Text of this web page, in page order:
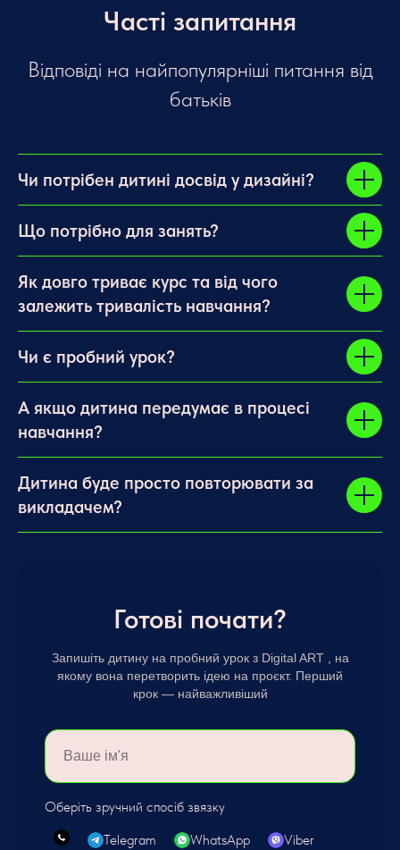
Часті запитання
Відповіді на найпопулярніші питання від
батьків
Чи потрібен дитині досвід у дизайні?
Що потрібно для занять?
Як довго триває курс та від чого
залежить тривалість навчання?
Чи є пробний урок?
А якщо дитина передумає в процесі
навчання?
Дитина буде просто повторювати за
викладачем?
Готові почати?
Запишіть дитину на пробний урок з Digital ART , на
якому вона перетворить ідею на проєкт. Перший
крок — найважливіший
Оберіть зручний спосіб звязку
Telegram
WhatsApp Viber